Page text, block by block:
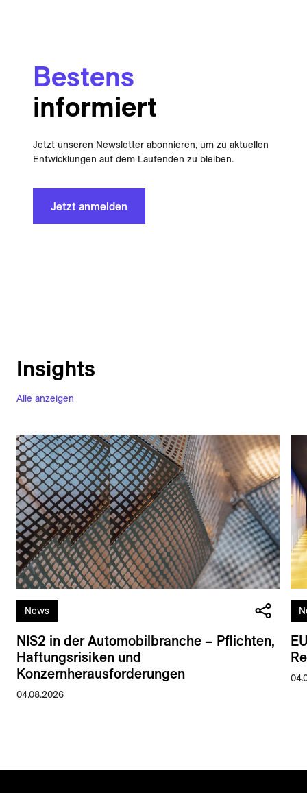
Bestens
informiert
Jetzt unseren Newsletter abonnieren, um zu aktuellen
Entwicklungen auf dem Laufenden zu bleiben.
Jetzt anmelden
Alle anzeigen
Insights
News
NIS2 in der Automobilbranche – Pflichten,
Haftungsrisiken und
Konzernherausforderungen
04.08.2026